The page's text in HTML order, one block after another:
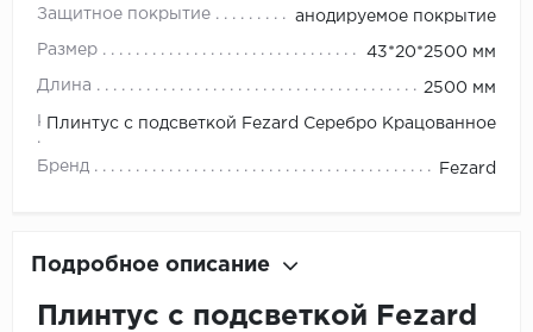
Защитное покрытие анодируемое покрытие
Размер 43*20*2500 мм
Длина 2500 мм
Коллекция
Плинтус с подсветкой Fezard Серебро Крацованное
Бренд Fezard
Подробное описание
Плинтус с подсветкой Fezard